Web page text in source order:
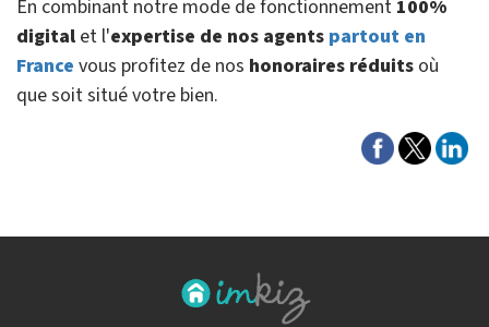
En combinant notre mode de fonctionnement 100%
digital et l'expertise de nos agents partout en
France vous profitez de nos honoraires réduits où
que soit situé votre bien.